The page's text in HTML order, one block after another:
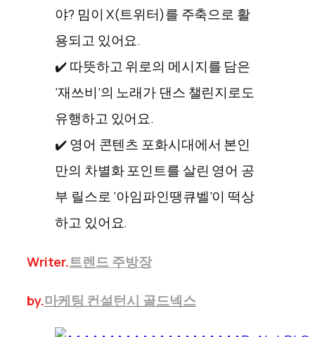
야? 밈이 X(트위터)를 주축으로 활
용되고 있어요.
✔️ 따뜻하고 위로의 메시지를 담은
‘재쓰비’의 노래가 댄스 챌린지로도
유행하고 있어요.
✔️ 영어 콘텐츠 포화시대에서 본인
만의 차별화 포인트를 살린 영어 공
부 릴스로 ‘아임파인땡큐벨’이 떡상
하고 있어요.
Writer.트렌드 주방장
by.마케팅 컨설턴시 골드넥스